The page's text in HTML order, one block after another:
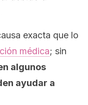
exacta que lo
médica; sin
algunos
ayudar a